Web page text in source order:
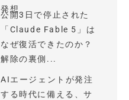
発想
公開3日で停止された
「Claude Fable 5」は
なぜ復活できたのか？
解除の裏側...
AIエージェントが発注
する時代に備える、サ